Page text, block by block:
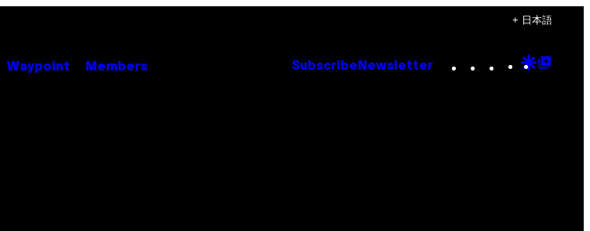
+ 日本語
Waypoint Members Subscribe Newsletter Instagram
TikTok
YouTube
Google